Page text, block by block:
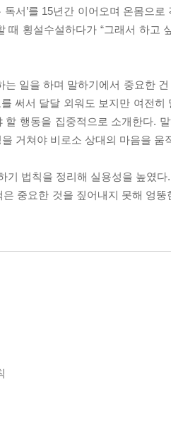
서’를 15년간 이어오며 온몸으
횡설수설하다가 “그래서 하고
일을 하며 말하기에서 중요한
써서 달달 외워도 보지만 여전
행동을 집중적으로 소개한다.
거쳐야 비로소 상대의 마음을 움
법칙을 정리해 실용성을 높였
중요한 것을 짚어내지 못해 엉